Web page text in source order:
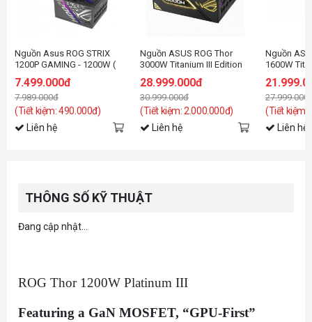
Nguồn Asus ROG STRIX
1200P GAMING - 1200W (
Modular)
7.499.000đ
7.989.000đ
(Tiết kiệm: 490.000đ)
Liên hệ
Nguồn ASUS ROG Thor
3000W Titanium III Edition
28.999.000đ
30.999.000đ
(Tiết kiệm: 2.000.000đ)
Liên hệ
Nguồn
1600W
(Tiết kiệm:
Liên hệ
THÔNG SỐ KỸ THUẬT
Đang cập nhật...
ROG Thor 1200W Platinum III
Featuring a GaN MOSFET, “GPU-First”